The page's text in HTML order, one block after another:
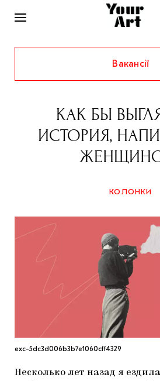
ENG
НОВИНИ
АФІША
ІНТЕРВ’Ю
СТАТТІ
THE UKRAINIAN PAVILION AT
МАРІУПОЛЬСЬКІ
ДОСЛІДНИЦЬКА
ЗАПАЛЕННЯ
Вакансії
КАК БЫ
ИСТОРИЯ,
КОЛОНКИ
exc-5dc3d006b3b7e1060cff4329
Несколько лет назад я